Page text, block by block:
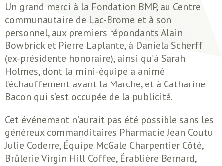
Un grand merci à la Fondation BMP, au Centre
communautaire de Lac-Brome et à son
personnel, aux premiers répondants Alain
Bowbrick et Pierre Laplante, à Daniela Scherff
(ex-présidente honoraire), ainsi qu’à Sarah
Holmes, dont la mini-équipe a animé
l’échauffement avant la Marche, et à Catharine
Bacon qui s’est occupée de la publicité.
Cet événement n’aurait pas été possible sans les
généreux commanditaires Pharmacie Jean Coutu
Julie Coderre, Équipe McGale Charpentier Côté,
Brûlerie Virgin Hill Coffee, Érablière Bernard,